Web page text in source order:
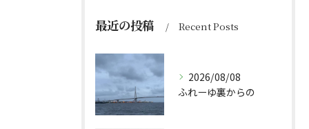
最近の投稿 Recent Posts
2026/08/08
ふれーゆ裏からの